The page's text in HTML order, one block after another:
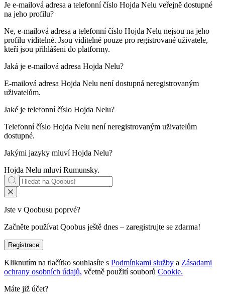
Je e-mailová adresa a telefonní číslo Hojda Nelu veřejně dostupné
na jeho profilu?
Ne, e-mailová adresa a telefonní číslo Hojda Nelu nejsou na jeho
profilu viditelné. Jsou viditelné pouze pro registrované uživatele,
kteří jsou přihlášeni do platformy.
Jaká je e-mailová adresa Hojda Nelu?
E-mailová adresa Hojda Nelu není dostupná neregistrovaným
uživatelům.
Jaké je telefonní číslo Hojda Nelu?
Telefonní číslo Hojda Nelu není neregistrovaným uživatelům
dostupné.
Jakými jazyky mluvíHojda Nelu?
Hojda Nelu mluvíRumunsky.
Jste v Qoobusu poprvé?
Začněte používat Qoobus ještě dnes – zaregistrujte se zdarma!
Registrace
Kliknutím na tlačítko souhlasíte s Podmínkami služby a Zásadami
ochrany osobních údajů, včetně použití souborů Cookie.
Máte již účet?